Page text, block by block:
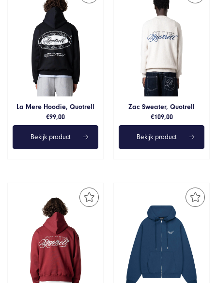
La Mere Hoodie, Quotrell
€99,00
Bekijk product
Zac Sweater, Quotrell
€109,00
Bekijk product